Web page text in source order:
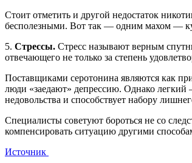
Стоит отметить и другой недостаток
бесполезными. Вот так — одним махом —
5. Стрессы. Стресс называют верным
отвечающего не только за степень
Поставщиками серотонина являются как
люди «заедают» депрессию. Однако легкий
недовольства и способствует набору
Специалисты советуют бороться не со
компенсировать ситуацию другими
Источник